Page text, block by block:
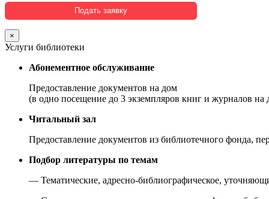
×
Услуги библиотеки
Абонементное обслуживание
Предоставление документов на дом
(в одно посещение до 3 экземпляров книг и журналов на
Читальный зал
Предоставление документов из библиотечного фонда,
Подбор литературы по темам
— Тематические, адресно-библиографическое,